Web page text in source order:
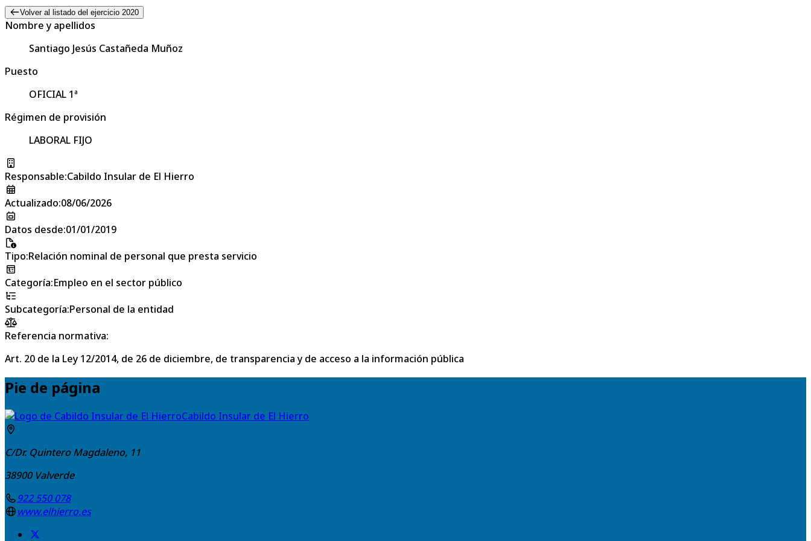
Volver al listado del ejercicio 2020
Nombre y apellidos
Santiago Jesús Castañeda Muñoz
Puesto
OFICIAL 1ª
Régimen de provisión
LABORAL FIJO
Responsable:Cabildo Insular de El Hierro
Actualizado:08/06/2026
Datos desde:01/01/2019
Tipo:Relación nominal de personal que presta servicio
Categoría:Empleo en el sector público
Subcategoría:Personal de la entidad
Referencia normativa:
Art. 20 de la Ley 12/2014, de 26 de diciembre, de transparencia y de acceso a la información pública
Pie de página
Cabildo Insular de El Hierro
C/Dr. Quintero Magdaleno, 11
38900 Valverde
922 550 078
www.elhierro.es